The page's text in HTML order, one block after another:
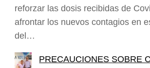
reforzar las dosis recibidas de
afrontar los nuevos contagios en
del…
PRECAUCIONES SOBRE